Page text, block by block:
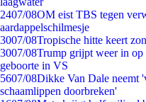
2407/08OM eist TBS tegen
aardappelschilmesje
3007/08Tropische hitte keert
3007/08Trump grijpt weer in op
geboorte in VS
5607/08Dikke Van Dale neemt
schaamlippen doorbreken'